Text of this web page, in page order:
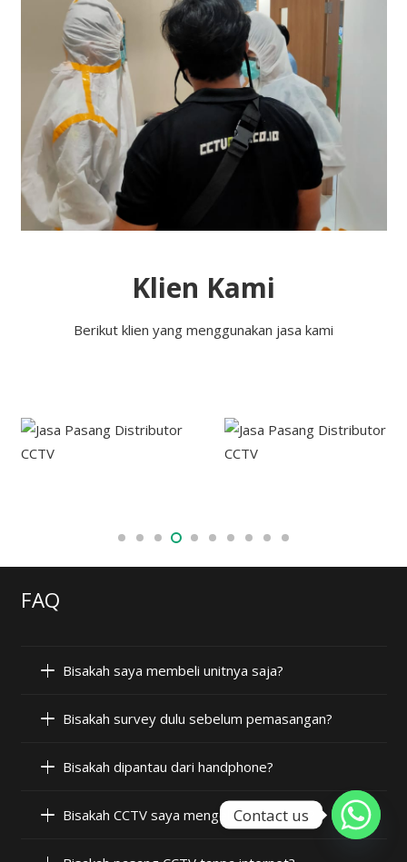
Klien Kami
Berikut klien yang menggunakan jasa kami
FAQ
Bisakah saya membeli unitnya saja?
Bisakah survey dulu sebelum pemasangan?
Bisakah dipantau dari handphone?
Bisakah CCTV saya mengeluarkan suara?
Contact us